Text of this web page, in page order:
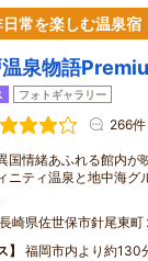
常を楽しむ温泉宿
泉物語
フォトギャラリー
266件
国情緒あふれる館内が
ニティ温泉と地中海グ
長崎県佐世保市針尾東町
福岡市内より約130